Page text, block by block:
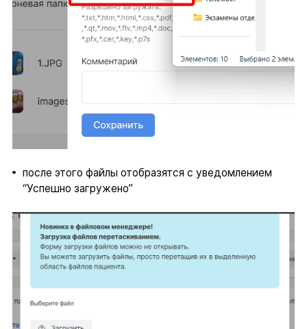
после этого файлы отобразятся с уведомлением
“Успешно загружено”